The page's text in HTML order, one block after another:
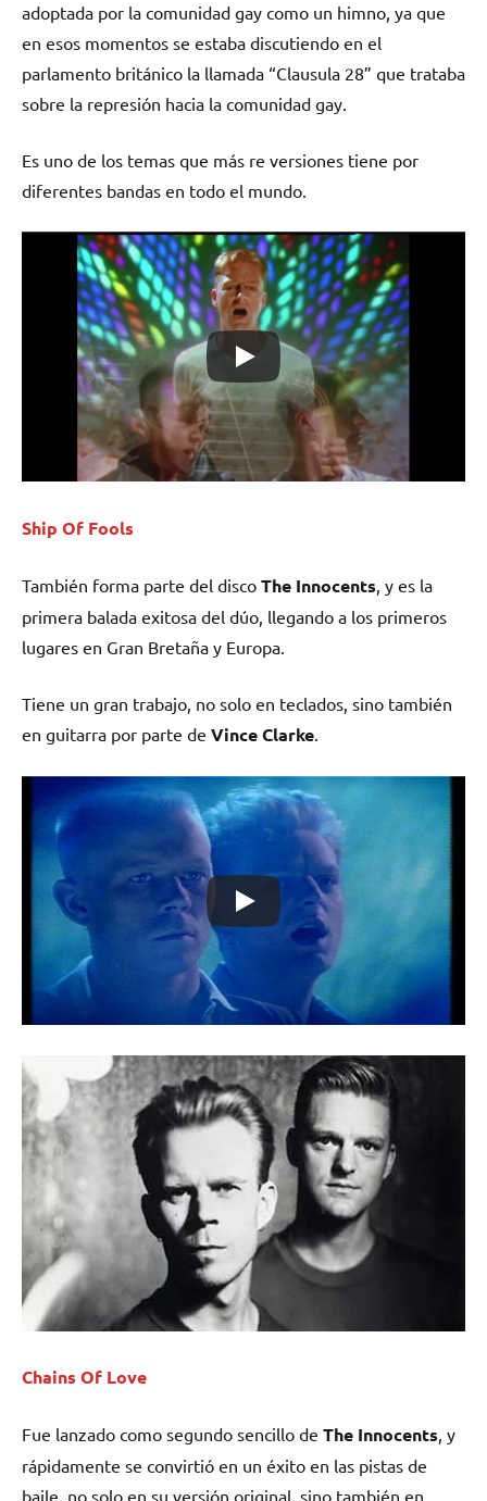
adoptada por la comunidad gay como un himno, ya que
en esos momentos se estaba discutiendo en el
parlamento británico la llamada “Clausula 28” que trataba
sobre la represión hacia la comunidad gay.
Es uno de los temas que más re versiones tiene por
diferentes bandas en todo el mundo.
Ship Of Fools
También forma parte del disco The Innocents , y es la
primera balada exitosa del dúo, llegando a los primeros
lugares en Gran Bretaña y Europa.
Tiene un gran trabajo, no solo en teclados, sino también
en guitarra por parte de Vince Clarke
Chains Of Love
Fue lanzado como segundo sencillo de The Innocents, y
rápidamente se convirtió en un éxito en las pistas de
baile, no solo en su versión original, sino también en